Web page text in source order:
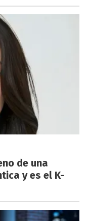
de una
y es el K-